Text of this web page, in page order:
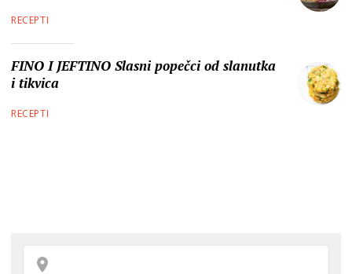
RECEPTI
FINO I JEFTINO Slasni popečci od slanutka
i tikvica
RECEPTI